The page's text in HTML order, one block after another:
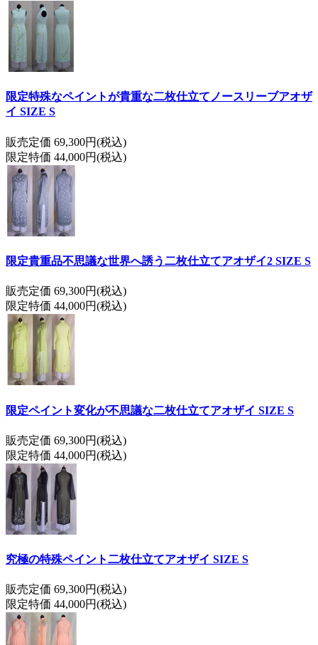
限定特殊なペイントが貴重な二枚仕立てノースリーブアオザ
イ SIZE S
販売定価 69,300円(税込)
限定特価 44,000円(税込)
限定貴重品不思議な世界へ誘う二枚仕立てアオザイ2 SIZE S
販売定価 69,300円(税込)
限定特価 44,000円(税込)
限定ペイント変化が不思議な二枚仕立てアオザイ SIZE S
販売定価 69,300円(税込)
限定特価 44,000円(税込)
究極の特殊ペイント二枚仕立てアオザイ SIZE S
販売定価 69,300円(税込)
限定特価 44,000円(税込)